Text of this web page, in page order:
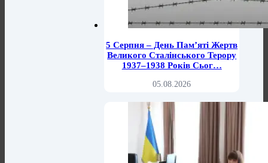
5 Серпня – День Пам’яті Жертв
Великого Сталінського Терору
1937–1938 Років Сьог…
05.08.2026